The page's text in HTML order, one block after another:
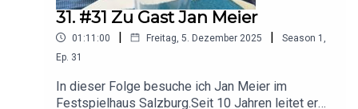
31. #31 Zu Gast Jan Meier
01:11:00 | Freitag, 5. Dezember 2025 | Season 1
Ep. 31
In dieser Folge besuche ich Jan Meier im
Festspielhaus Salzburg.Seit 10 Jahren leitet er